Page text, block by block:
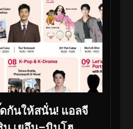
กันให้สนั่น! แอลจี